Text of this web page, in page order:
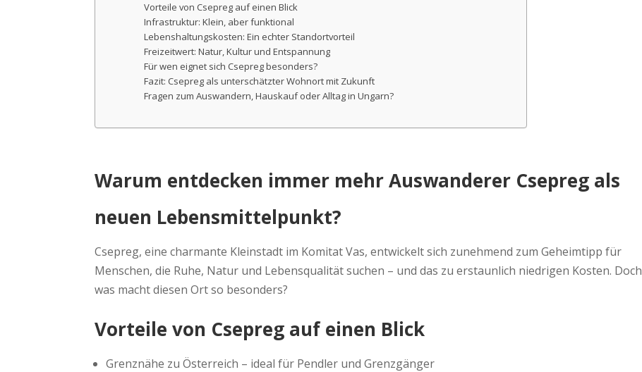
Vorteile von Csepreg auf einen Blick
Infrastruktur: Klein, aber funktional
Lebenshaltungskosten: Ein echter Standortvorteil
Freizeitwert: Natur, Kultur und Entspannung
Für wen eignet sich Csepreg besonders?
Fazit: Csepreg als unterschätzter Wohnort mit Zukunft
Fragen zum Auswandern, Hauskauf oder Alltag in Ungarn?
Warum entdecken immer mehr Auswanderer Csepreg als
neuen Lebensmittelpunkt?
Csepreg, eine charmante Kleinstadt im Komitat Vas, entwickelt sich zunehmend zum Geheimtipp für
Menschen, die Ruhe, Natur und Lebensqualität suchen – und das zu erstaunlich niedrigen Kosten. Doch
was macht diesen Ort so besonders?
Vorteile von Csepreg auf einen Blick
Grenznähe zu Österreich – ideal für Pendler und Grenzgänger